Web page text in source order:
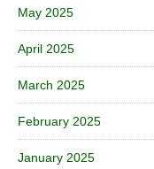
May 2025
April 2025
March 2025
February 2025
January 2025